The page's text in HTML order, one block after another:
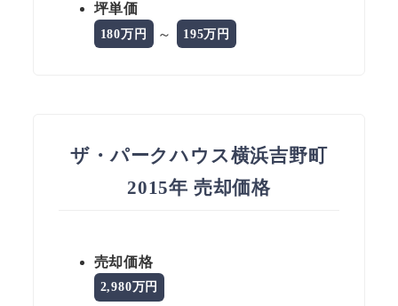
坪単価
180万円 ～ 195万円
ザ・パークハウス横浜吉野町
2015年 売却価格
売却価格
2,980万円